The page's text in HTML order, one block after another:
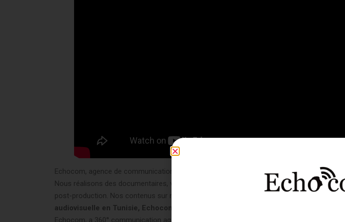
Echocom, agence de communication 360°, 100% digitale et éco-responsable, basée en
Nous réalisons des documentaires, vidéos corporate, live streaming, vidéos
post-production. Nos contenus sur mesure valorisent l’image de nos clients et renforcent
audiovisuelle en Tunisie, Echocom est votre partenaire idéal.
Echocom, a 360° communication agency that is 100% digital and eco-friendly, based in